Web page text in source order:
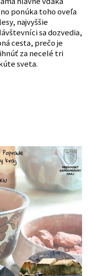
ponúka toho oveľa
najvyššie
sa dozvedia,
cesta, prečo je
za necelé tri
sveta.